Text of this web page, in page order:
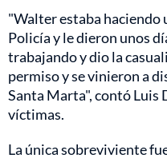
"Walter estaba haciendo
Policía y le dieron unos
trabajando y dio la
permiso y se vinieron a
Santa Marta", contó Luis
víctimas.
La única sobreviviente